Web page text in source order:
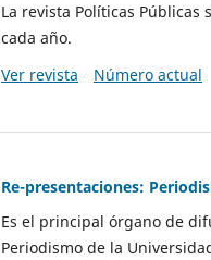
La revista Políticas
cada año.
Ver revista
Número actual
Re-presentaciones:
Es el principal órgano de
Periodismo de la